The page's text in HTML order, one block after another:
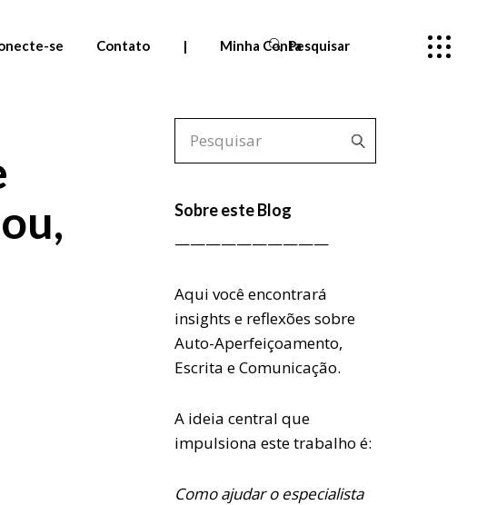
se Contato | Minha Conta
Pedidos
Meus cursos
Pesquisar
Sobre este Blog
——————————
Aqui você encontrará
insights e reflexões sobre
Auto-Aperfeiçoamento,
Escrita e Comunicação.
A ideia central que
impulsiona este trabalho é:
Como ajudar o especialista